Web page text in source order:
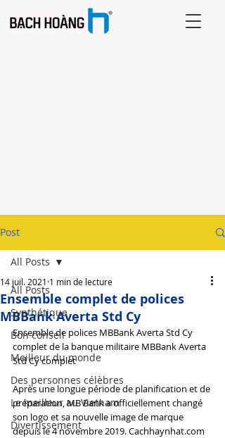
Post
All Posts
Synthétique
Bon conseil
Meilleur du monde
Des personnes célèbres
Le meilleur au Vietnam
Divertissement
All Posts
Ensemble complet de polices
MBBank Averta Std Cy
14 juil. 2021 1 min de lecture
Ensemble de polices MBBank Averta Std Cy
complet de la banque militaire MBBank Averta
Std Cy complet
Après une longue période de planification et de
préparation, MB Bank a officiellement changé
son logo et sa nouvelle image de marque
depuis le 4 novembre 2019. Cachhaynhat.com